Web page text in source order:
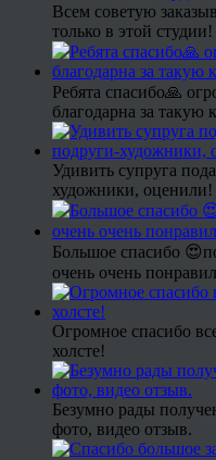
Всем советую
только в этой студии!
Ребята спасибо🙏
благодарна за такую
Удивить супруга
художники, оценили!
Большое спасибо
очень очень
Огромное спасибо
холсте!
Безумно рады
фото, видео отзыв.